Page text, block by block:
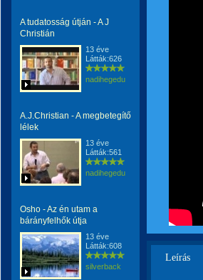
A tudatosság útján - A J
Christián
13 éve
Látták:626
nadihegedu
A.J.Christian - A megbetegítő
lélek
13 éve
Látták:561
nadihegedu
Osho - Az én utam a
bárányfelhők útja
13 éve
Látták:608
silverback
Leírás